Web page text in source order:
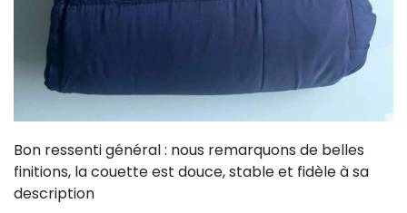
Bon ressenti général : nous remarquons de belles
finitions, la couette est douce, stable et fidèle à sa
description